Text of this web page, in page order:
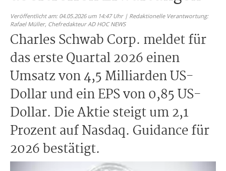
Veröffentlicht am: 04.05.2026 um 14:47 Uhr | Redaktionelle Verantwortung:
Rafael Müller, Chefredakteur AD HOC NEWS
Charles Schwab Corp. meldet für
das erste Quartal 2026 einen
Umsatz von 4,5 Milliarden US-
Dollar und ein EPS von 0,85 US-
Dollar. Die Aktie steigt um 2,1
Prozent auf Nasdaq. Guidance für
2026 bestätigt.